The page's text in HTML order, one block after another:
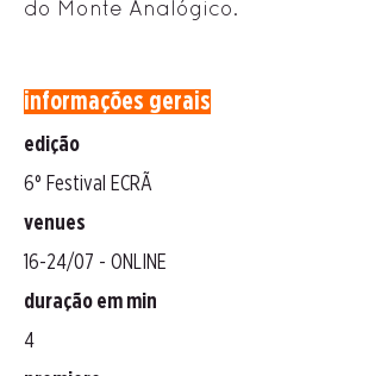
do Monte Analógico.
informações gerais
edição
6° Festival ECRÃ
venues
16-24/07 - ONLINE
duração em min
4